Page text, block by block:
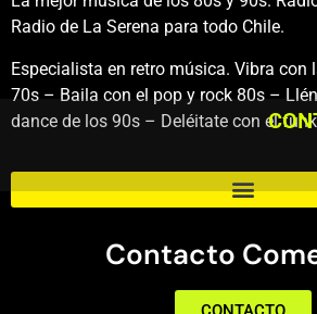
Radio de La Serena para todo Chile.
Especialista en retro música. Vibra con
70s – Baila con el pop y rock 80s –
dance de los 90s – Deléitate con el
Contacto